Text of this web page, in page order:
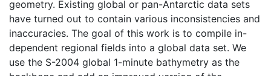
geometry. Existing global or pan-Antarctic data sets
have turned out to contain various inconsistencies and
inaccuracies. The goal of this work is to compile in-
dependent regional fields into a global data set. We
use the S-2004 global 1-minute bathymetry as the